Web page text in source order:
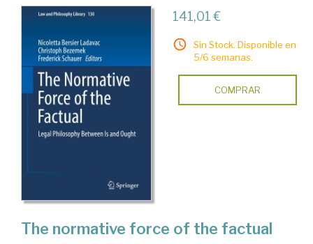
141,01 €
Sin Stock. Disponible en
5/6 semanas.
COMPRAR
The normative force of the factual